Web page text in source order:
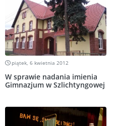
piątek, 6 kwietnia 2012
W sprawie nadania imienia
Gimnazjum w Szlichtyngowej